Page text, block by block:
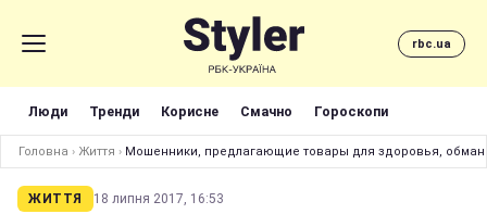
rbc.ua
Люди Тренди Корисне Смачно Гороскопи
Головна › Життя › Мошенники, предлагающие товары для здоровья,
ЖИТТЯ 18 липня 2017, 16:53